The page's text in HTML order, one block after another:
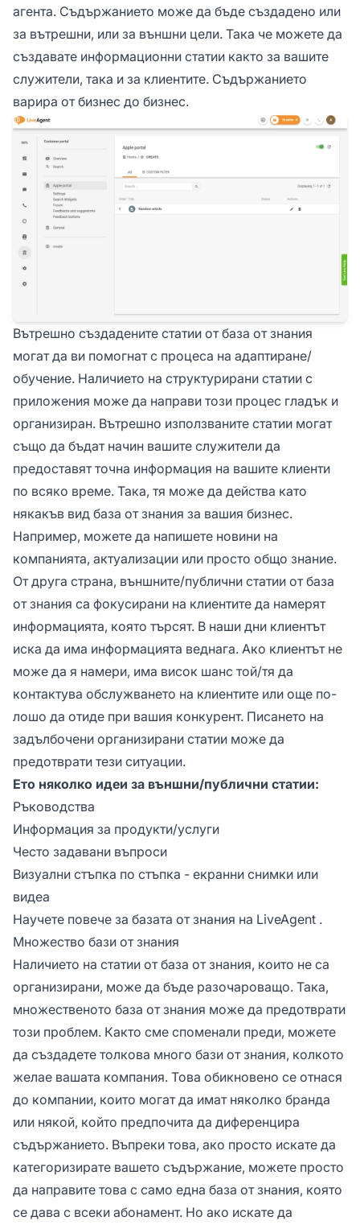
агента. Съдържанието може да бъде създадено или
за вътрешни, или за външни цели. Така че можете да
създавате информационни статии както за вашите
служители, така и за клиентите. Съдържанието
варира от бизнес до бизнес.
Вътрешно създадените статии от база от знания
могат да ви помогнат с процеса на адаптиране/
обучение. Наличието на структурирани статии с
приложения може да направи този процес гладък и
организиран. Вътрешно използваните статии могат
също да бъдат начин вашите служители да
предоставят точна информация на вашите клиенти
по всяко време. Така, тя може да действа като
някакъв вид база от знания за вашия бизнес.
Например, можете да напишете новини на
компанията, актуализации или просто общо знание.
От друга страна, външните/публични статии от база
от знания са фокусирани на клиентите да намерят
информацията, която търсят. В наши дни клиентът
иска да има информацията веднага. Ако клиентът не
може да я намери, има висок шанс той/тя да
контактува обслужването на клиентите или още по-
лошо да отиде при вашия конкурент. Писането на
задълбочени организирани статии може да
предотврати тези ситуации.
Ето няколко идеи за външни/публични статии:
Ръководства
Информация за продукти/услуги
Често задавани въпроси
Визуални стъпка по стъпка - екранни снимки или
видеа
Научете повече за базата от знания на LiveAgent .
Множество бази от знания
Наличието на статии от база от знания, които не са
организирани, може да бъде разочароващо. Така,
множественото база от знания може да предотврати
този проблем. Както сме споменали преди, можете
да създадете толкова много бази от знания, колкото
желае вашата компания. Това обикновено се отнася
до компании, които могат да имат няколко бранда
или някой, който предпочита да диференцира
съдържанието. Въпреки това, ако просто искате да
категоризирате вашето съдържание, можете просто
да направите това с само една база от знания, която
се дава с всеки абонамент. Но ако искате да